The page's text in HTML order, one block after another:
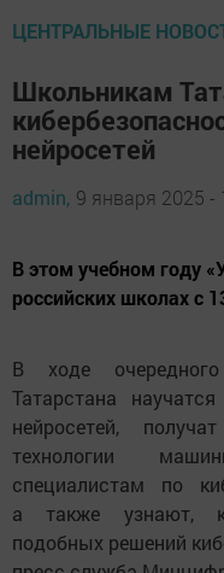
ЦЕНТРАЛЬНЫЕ
Школьникам
нейросетей
admin, 9 января 2025 -
В этом учебном году
российских школах с
В ходе
Татарстана
нейросетей,
технологии
специалистам по
а также узнают,
подобных решений